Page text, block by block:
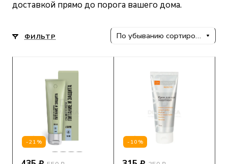
доставкой прямо до порога вашего дома.
ФИЛЬТР По убыванию сортировки
-21% -10%